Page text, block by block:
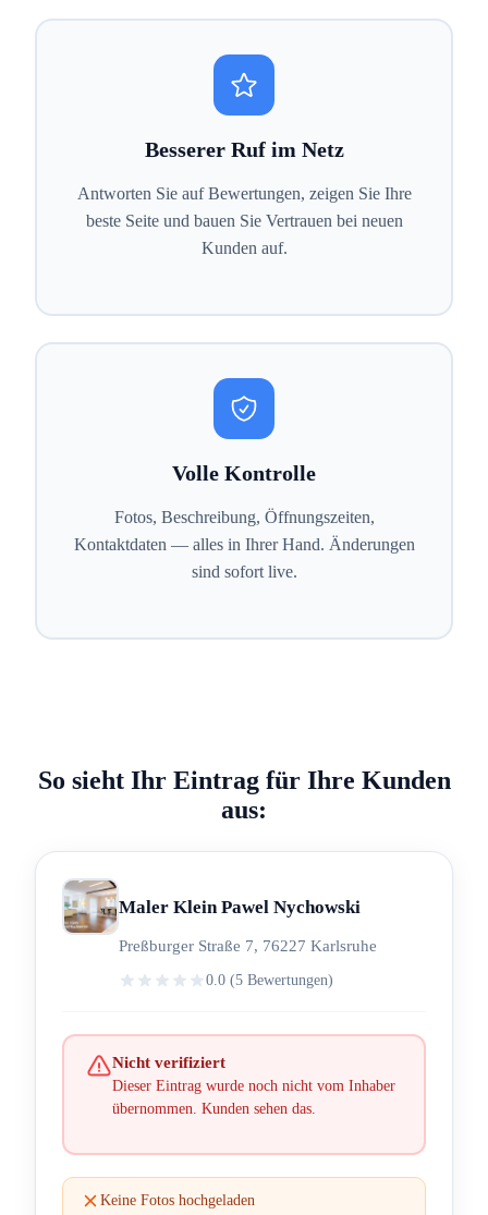
Besserer Ruf im Netz
Antworten Sie auf Bewertungen, zeigen Sie Ihre
beste Seite und bauen Sie Vertrauen bei neuen
Kunden auf.
Volle Kontrolle
Fotos, Beschreibung, Öffnungszeiten,
Kontaktdaten — alles in Ihrer Hand. Änderungen
sind sofort live.
So sieht Ihr Eintrag für Ihre Kunden
aus:
Maler Klein Pawel Nychowski
Preßburger Straße 7, 76227 Karlsruhe
0.0 (5 Bewertungen)
Nicht verifiziert
Dieser Eintrag wurde noch nicht vom Inhaber
übernommen. Kunden sehen das.
Keine Fotos hochgeladen